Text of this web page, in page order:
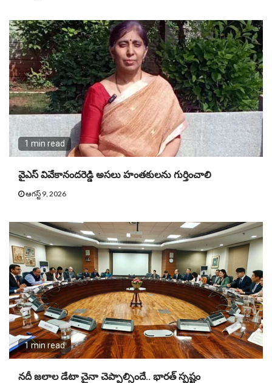
1 min read
వైఎస్‌ వివేకానందరెడ్డి అసలు హంతకులను గుర్తించాలి
ఆగస్ట్ 9, 2026
1 min read
నదీ జలాల డేటా చైనా చెప్పాల్సిందే.. భారత్ స్పష్టం